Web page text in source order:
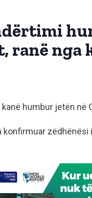
ranë nga
humbur jetën në
konfirmuar